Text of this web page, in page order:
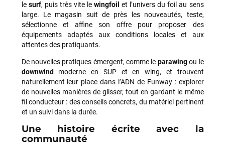
le surf, puis très vite lewingfoil et l’univers du foil au sens
large. Le magasin suit de près les nouveautés, teste,
sélectionne et affine son offre pour proposer des
équipements adaptés aux conditions locales et aux
attentes des pratiquants.
De nouvelles pratiques émergent, comme le parawingou le
downwind moderne en SUP et en wing, et trouvent
naturellement leur place dans l’ADN de Funway : explorer
de nouvelles manières de glisser, tout en gardant le même
fil conducteur : des conseils concrets, du matériel pertinent
et un suivi dans la durée.
Une histoire écrite avec la
communauté